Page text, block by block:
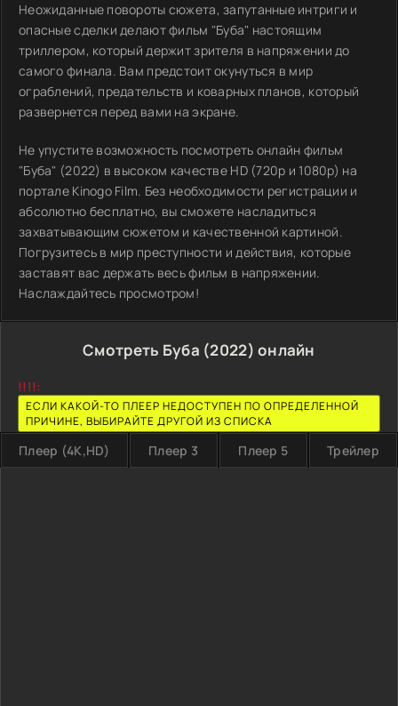
Неожиданные повороты сюжета, запутанные интриги и
опасные сделки делают фильм "Буба" настоящим
триллером, который держит зрителя в напряжении до
самого финала. Вам предстоит окунуться в мир
ограблений, предательств и коварных планов, который
развернется перед вами на экране.
Не упустите возможность посмотреть онлайн фильм
"Буба" (2022) в высоком качестве HD (720p и 1080p) на
портале Kinogo Film. Без необходимости регистрации и
абсолютно бесплатно, вы сможете насладиться
захватывающим сюжетом и качественной картиной.
Погрузитесь в мир преступности и действия, которые
заставят вас держать весь фильм в напряжении.
Наслаждайтесь просмотром!
Смотреть Буба (2022) онлайн
!!!!:
ЕСЛИ КАКОЙ-ТО ПЛЕЕР НЕДОСТУПЕН ПО ОПРЕДЕЛЕННОЙ
ПРИЧИНЕ, ВЫБИРАЙТЕ ДРУГОЙ ИЗ СПИСКА
Плеер (4K,HD) Плеер 3 Плеер 5 Трейлер